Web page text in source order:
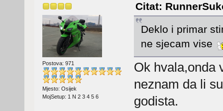
Postova: 971
Mjesto: Osijek
MojSetup: 1 N 2 3 4 5 6
Citat:
Deklo i primar
ne sjecam vise
Ok hvala,onda
neznam da li
godista.